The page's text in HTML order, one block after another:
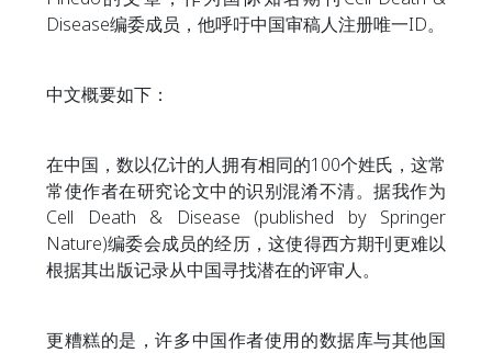
Disease编委成员，他呼吁中国审稿人注册唯一ID。
中文概要如下：
在中国，数以亿计的人拥有相同的100个姓氏，这常
常使作者在研究论文中的识别混淆不清。据我作为
Cell Death & Disease (published by Springer
Nature)编委会成员的经历，这使得西方期刊更难以
根据其出版记录从中国寻找潜在的评审人。
更糟糕的是，许多中国作者使用的数据库与其他国